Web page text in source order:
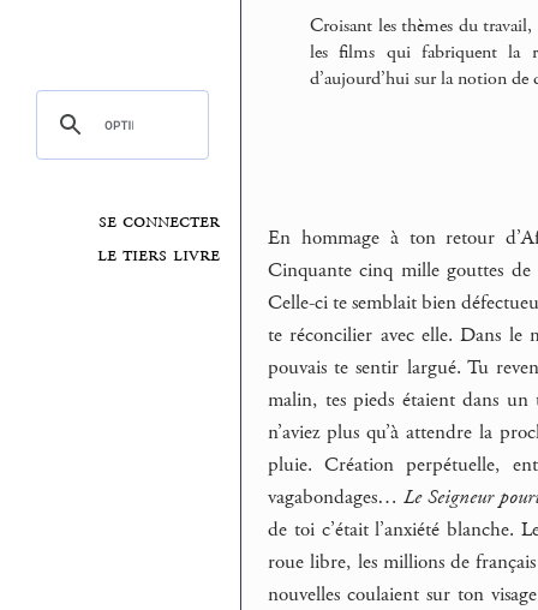
se connecter
le tiers livre
Croisant les thèmes du travail,
les films qui fabriquent la
d’aujourd’hui sur la notion de
En hommage à ton retour
Cinquante cinq mille gouttes
Celle-ci te semblait bien
te réconcilier avec elle. Dans le
pouvais te sentir largué. Tu
malin, tes pieds étaient dans un
n’aviez plus qu’à attendre la
pluie. Création perpétuelle,
vagabondages… Le Seigneur
de toi c’était l’anxiété blanche.
roue libre, les millions de
nouvelles coulaient sur ton